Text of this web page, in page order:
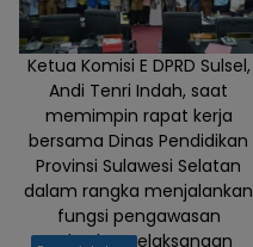
Ketua Komisi E DPRD Sulsel,
Andi Tenri Indah, saat
memimpin rapat kerja
bersama Dinas Pendidikan
Provinsi Sulawesi Selatan
dalam rangka menjalankan
fungsi pengawasan
terhadap pelaksanaan